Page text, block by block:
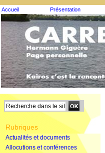
Accueil Présentation
Rubriques
Actualités et documents
Allocutions et conférences